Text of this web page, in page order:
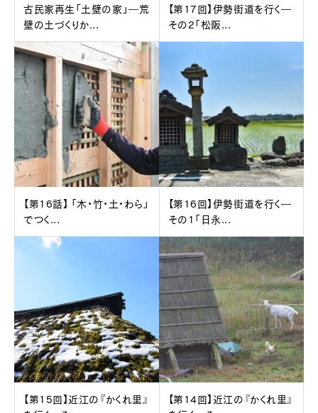
古民家再生「土壁の家」―荒
壁の土づくりか...
【第17回】伊勢街道を行く―
その2「松阪...
【第16話】 「木・竹・土・わら」
でつく...
【第16回】伊勢街道を行く―
その1「日永...
【第15回】近江の『かくれ里』
【第14回】近江の『かくれ里』